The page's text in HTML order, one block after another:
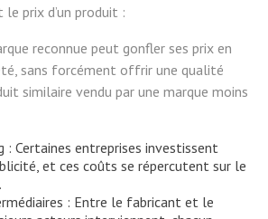
prix d’un produit :
reconnue peut gonfler ses prix en
sans forcément offrir une qualité
similaire vendu par une marque moins
: Certaines entreprises investissent
et ces coûts se répercutent sur le
: Entre le fabricant et le